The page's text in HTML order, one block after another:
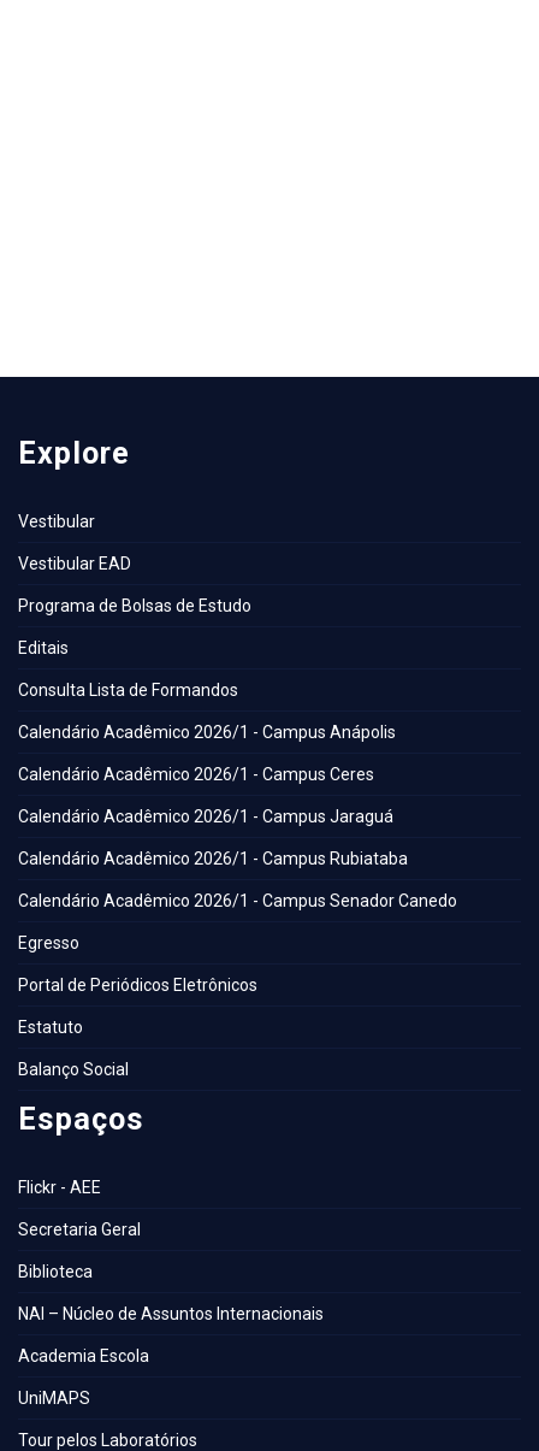
Explore
Vestibular
Vestibular EAD
Programa de Bolsas de Estudo
Editais
Consulta Lista de Formandos
Calendário Acadêmico 2026/1 - Campus Anápolis
Calendário Acadêmico 2026/1 - Campus Ceres
Calendário Acadêmico 2026/1 - Campus Jaraguá
Calendário Acadêmico 2026/1 - Campus Rubiataba
Calendário Acadêmico 2026/1 - Campus Senador Canedo
Egresso
Portal de Periódicos Eletrônicos
Estatuto
Balanço Social
Espaços
Flickr - AEE
Secretaria Geral
Biblioteca
NAI – Núcleo de Assuntos Internacionais
Academia Escola
UniMAPS
Tour pelos Laboratórios